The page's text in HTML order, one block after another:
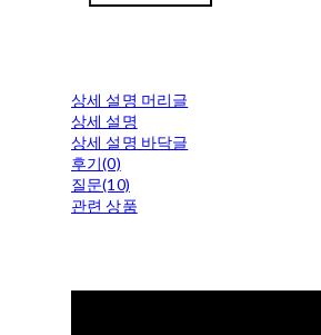
상세 설명 머리글
상세 설명
상세 설명 바닥글
후기(0)
질문(10)
관련 상품